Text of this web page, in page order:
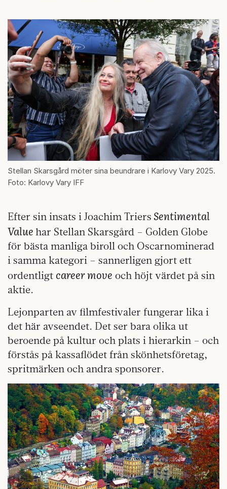
Stellan Skarsgård möter sina beundrare i Karlovy Vary 2025.
Foto: Karlovy Vary IFF
Efter sin insats i Joachim Triers Sentimental
Value har Stellan Skarsgård – Golden Globe
för bästa manliga biroll och Oscarnominerad
i samma kategori – sannerligen gjort ett
ordentligt career move och höjt värdet på sin
aktie.
Lejonparten av filmfestivaler fungerar lika i
det här avseendet. Det ser bara olika ut
beroende på kultur och plats i hierarkin – och
förstås på kassaflödet från skönhetsföretag,
spritmärken och andra sponsorer.